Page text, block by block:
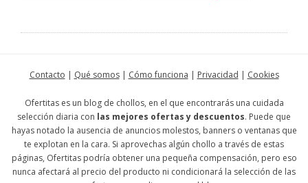
(50% de
Contacto | Qué somos| Cómo funciona | Privacidad | Cookies
Ofertitas es un blog de chollos, en el que encontrarás una cuidada
selección diaria con las mejores ofertas y descuentos. Puede que
hayas notado la ausencia de anuncios molestos, banners o ventanas que
te explotan en la cara. Si aprovechas algún chollo a través de estas
páginas, Ofertitas podría obtener una pequeña compensación, pero eso
nunca afectará al precio del producto ni condicionará la selección de las